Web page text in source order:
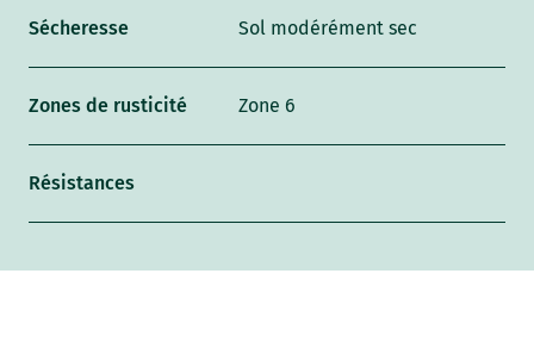
Sécheresse Sol modérément sec
Zones de rusticité Zone 6
Résistances